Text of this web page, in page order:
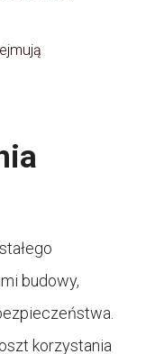
budowy,
korzystania